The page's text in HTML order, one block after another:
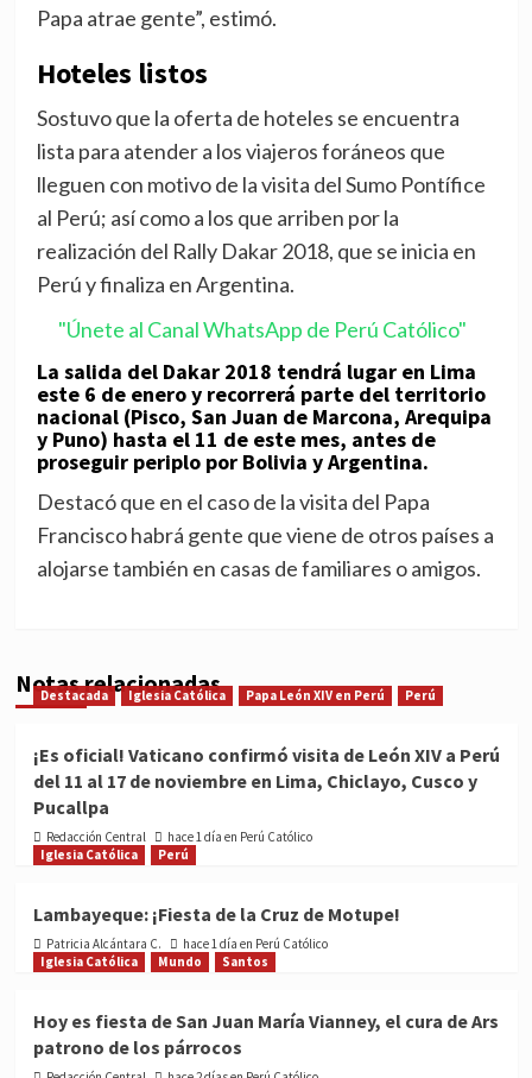
Papa atrae gente”, estimó.
Hoteles listos
Sostuvo que la oferta de hoteles se encuentra
lista para atender a los viajeros foráneos que
lleguen con motivo de la visita del Sumo Pontífice
al Perú; así como a los que arriben por la
realización del Rally Dakar 2018, que se inicia en
Perú y finaliza en Argentina.
"Únete al Canal WhatsApp de Perú Católico"
La salida del Dakar 2018 tendrá lugar en Lima
este 6 de enero y recorrerá parte del territorio
nacional (Pisco, San Juan de Marcona, Arequipa
y Puno) hasta el 11 de este mes, antes de
proseguir periplo por Bolivia y Argentina.
Destacó que en el caso de la visita del Papa
Francisco habrá gente que viene de otros países a
alojarse también en casas de familiares o amigos.
Notas relacionadas
Destacada Iglesia Católica Papa León XIV en Perú Perú
¡Es oficial! Vaticano confirmó visita de León XIV a Perú
del 11 al 17 de noviembre en Lima, Chiclayo, Cusco y
Pucallpa
Redacción Central
hace 1 día en Perú Católico
Iglesia Católica
Perú
Lambayeque: ¡Fiesta de la Cruz de Motupe!
Patricia Alcántara C.
hace 1 día en Perú Católico
Iglesia Católica
Mundo Santos
Hoy es fiesta de San Juan María Vianney, el cura de Ars
patrono de los párrocos